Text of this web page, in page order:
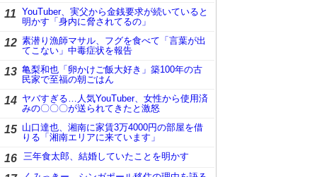
11
YouTuber、実父から金銭要求が続いていると
明かす「身内に脅されてるの」
12 素潜り漁師マサル、フグを食べて「言葉が出
てこない」中毒症状を報告
13 亀梨和也「卵かけご飯大好き」築100年の古
民家で至福の朝ごはん
14 ヤバすぎる…人気YouTuber、女性から使用済
みの〇〇〇が送られてきたと激怒
15 山口達也、湘南に家賃3万4000円の部屋を借
りる「湘南エリアに来ています」
16 三年食太郎、結婚していたことを明かす